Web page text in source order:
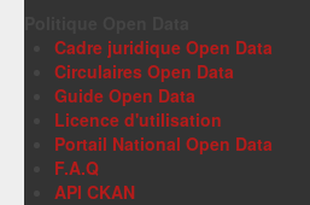
Cadre juridique Open Data
Circulaires Open Data
Guide Open Data
Licence d'utilisation
Portail National Open Data
F.A.Q
API CKAN